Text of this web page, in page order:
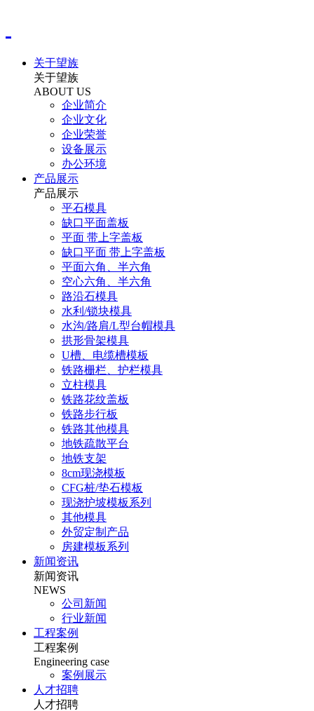
关于望族
关于望族
ABOUT US
企业简介
企业文化
企业荣誉
设备展示
办公环境
产品展示
产品展示
平石模具
缺口平面盖板
平面 带上字盖板
缺口平面 带上字盖板
平面六角、半六角
空心六角、半六角
路沿石模具
水利/锁块模具
水沟/路肩/L型台帽模具
拱形骨架模具
U槽、电缆槽模板
铁路栅栏、护栏模具
立柱模具
铁路花纹盖板
铁路步行板
铁路其他模具
地铁疏散平台
地铁支架
8cm现浇模板
CFG桩/垫石模板
现浇护坡模板系列
其他模具
外贸定制产品
房建模板系列
新闻资讯
新闻资讯
NEWS
公司新闻
行业新闻
工程案例
工程案例
Engineering case
案例展示
人才招聘
人才招聘